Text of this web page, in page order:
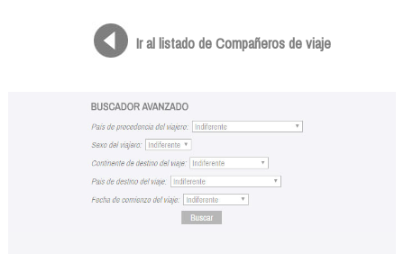
Ir al listado de Compañeros de viaje